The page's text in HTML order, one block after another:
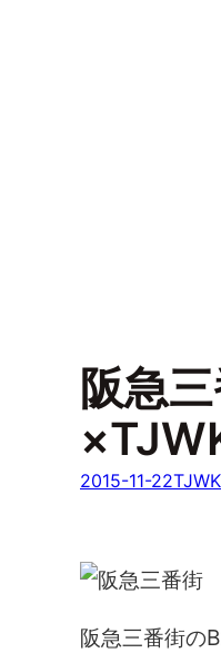
阪急
2015-11-22TJWK
阪急三番街の